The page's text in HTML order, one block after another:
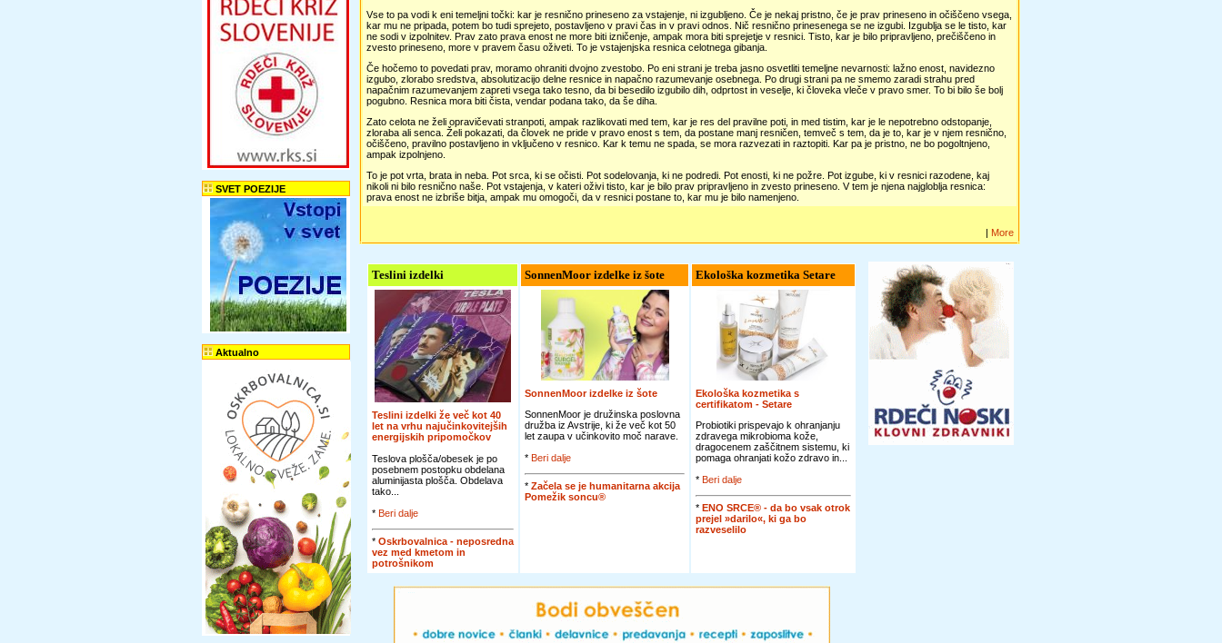
SVET POEZIJE
Aktualno
Vse to pa vodi k eni temeljni točki: kar je resnično prineseno za vstajenje, ni izgubljeno. Če je nekaj pristno, če je prav prineseno in očiščeno vsega,
kar mu ne pripada, potem bo tudi sprejeto, postavljeno v pravi čas in v pravi odnos. Nič resnično prinesenega se ne izgubi. Izgublja se le tisto, kar
ne sodi v izpolnitev. Prav zato prava enost ne more biti izničenje, ampak mora biti sprejetje v resnici. Tisto, kar je bilo pripravljeno, prečiščeno in
zvesto prineseno, more v pravem času oživeti. To je vstajenjska resnica celotnega gibanja.
Če hočemo to povedati prav, moramo ohraniti dvojno zvestobo. Po eni strani je treba jasno osvetliti temeljne nevarnosti: lažno enost, navidezno
izgubo, zlorabo sredstva, absolutizacijo delne resnice in napačno razumevanje osebnega. Po drugi strani pa ne smemo zaradi strahu pred
napačnim razumevanjem zapreti vsega tako tesno, da bi besedilo izgubilo dih, odprtost in veselje, ki človeka vleče v pravo smer. To bi bilo še bolj
pogubno. Resnica mora biti čista, vendar podana tako, da še diha.
Zato celota ne želi opravičevati stranpoti, ampak razlikovati med tem, kar je res del pravilne poti, in med tistim, kar je le nepotrebno odstopanje,
zloraba ali senca. Želi pokazati, da človek ne pride v pravo enost s tem, da postane manj resničen, temveč s tem, da je to, kar je v njem resnično,
očiščeno, pravilno postavljeno in vključeno v resnico. Kar k temu ne spada, se mora razvezati in raztopiti. Kar pa je pristno, ne bo pogoltnjeno,
ampak izpolnjeno.
To je pot vrta, brata in neba. Pot srca, ki se očisti. Pot sodelovanja, ki ne podredi. Pot enosti, ki ne požre. Pot izgube, ki v resnici razodene, kaj
nikoli ni bilo resnično naše. Pot vstajenja, v kateri oživi tisto, kar je bilo prav pripravljeno in zvesto prineseno. V tem je njena najgloblja resnica:
prava enost ne izbriše bitja, ampak mu omogoči, da v resnici postane to, kar mu je bilo namenjeno.
| More
Teslini izdelki
Teslini izdelki že več kot 40
let na vrhu najučinkovitejših
energijskih pripomočkov
Teslova plošča/obesek je po
posebnem postopku obdelana
aluminijasta plošča. Obdelava
tako...
* Beri dalje
* Oskrbovalnica - neposredna
vez med kmetom in
potrošnikom
SonnenMoor izdelke iz šote
SonnenMoor izdelke iz šote
SonnenMoor je družinska poslovna
družba iz Avstrije, ki že več kot 50
let zaupa v učinkovito moč narave.
* Beri dalje
* Začela se je humanitarna akcija
Pomežik soncu®
Ekološka kozmetika Setare
Ekološka kozmetika s
certifikatom - Setare
Probiotiki prispevajo k ohranjanju
zdravega mikrobioma kože,
dragocenem zaščitnem sistemu, ki
pomaga ohranjati kožo zdravo in...
* Beri dalje
* ENO SRCE® - da bo vsak otrok
prejel »darilo«, ki ga bo
razveselilo